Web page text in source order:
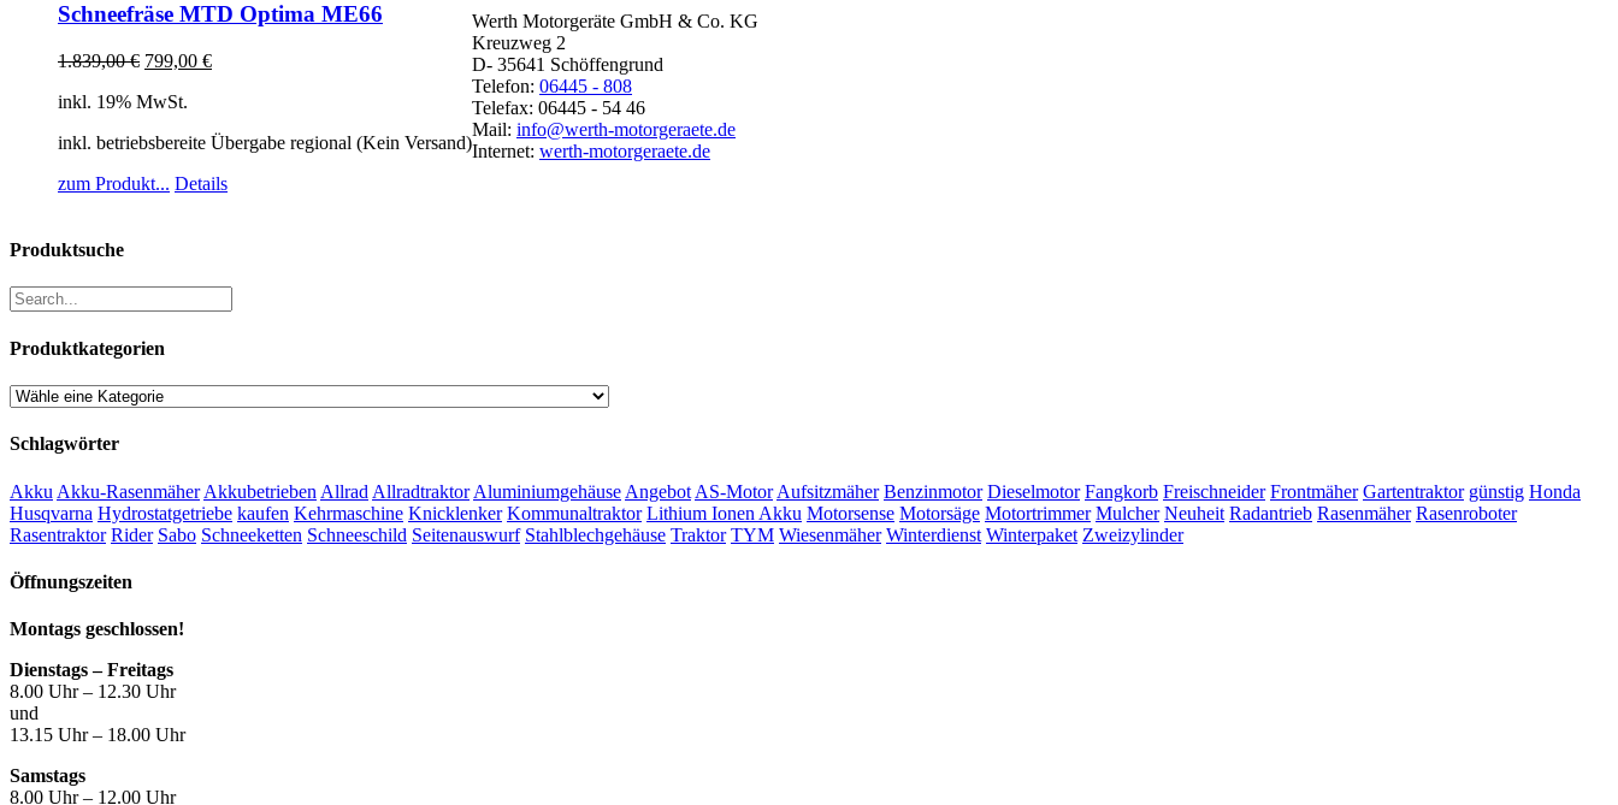
Schneefräse MTD Optima ME66
1.839,00€ 799,00 €
inkl. 19% MwSt.
inkl. betriebsbereite Übergabe regional (Kein Versand)
zum Produkt... Details
Produktsuche
Produktkategorien
Schlagwörter
Akku Akku-Rasenmäher Akkubetrieben Allrad Allradtraktor Aluminiumgehäuse Angebot AS-Motor Aufsitzmäher Benzinmotor Dieselmotor Fangkorb Freischneider Frontmäher Gartentraktor günstig Honda
Husqvarna Hydrostatgetriebe kaufen Kehrmaschine Knicklenker Kommunaltraktor Lithium Ionen Akku Motorsense Motorsäge Motortrimmer Mulcher Neuheit Radantrieb Rasenmäher Rasenroboter
Rasentraktor Rider Sabo Schneeketten Schneeschild Seitenauswurf Stahlblechgehäuse Traktor TYM Wiesenmäher Winterdienst Winterpaket Zweizylinder
Werth Motorgeräte GmbH & Co. KG
Kreuzweg 2
D- 35641 Schöffengrund
Telefon: 06445 - 808
Telefax: 06445 - 54 46
Mail: info@werth-motorgeraete.de
Internet: werth-motorgeraete.de
Öffnungszeiten
Montags geschlossen!
Dienstags – Freitags
8.00 Uhr – 12.30 Uhr
und
13.15 Uhr – 18.00 Uhr
Samstags
8.00 Uhr – 12.00 Uhr